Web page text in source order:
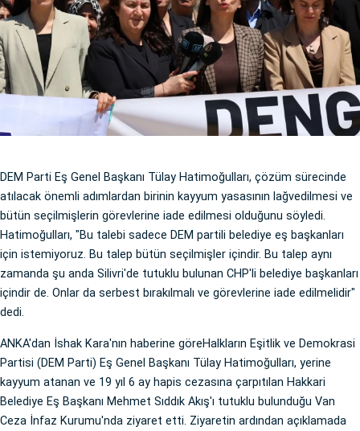
DEM Parti Eş Genel Başkanı Tülay Hatimoğulları, çözüm sürecinde
atılacak önemli adımlardan birinin kayyum yasasının lağvedilmesi ve
bütün seçilmişlerin görevlerine iade edilmesi olduğunu söyledi.
Hatimoğulları, "Bu talebi sadece DEM partili belediye eş başkanları
için istemiyoruz. Bu talep bütün seçilmişler içindir. Bu talep aynı
zamanda şu anda Silivri'de tutuklu bulunan CHP'li belediye başkanları
içindir de. Onlar da serbest bırakılmalı ve görevlerine iade edilmelidir"
dedi.
ANKA'dan İshak Kara'nın haberine göreHalkların Eşitlik ve Demokrasi
Partisi (DEM Parti) Eş Genel Başkanı Tülay Hatimoğulları, yerine
kayyum atanan ve 19 yıl 6 ay hapis cezasına çarpıtılan Hakkari
Belediye Eş Başkanı Mehmet Sıddık Akış'ı tutuklu bulunduğu Van
Ceza İnfaz Kurumu'nda ziyaret etti. Ziyaretin ardından açıklamada